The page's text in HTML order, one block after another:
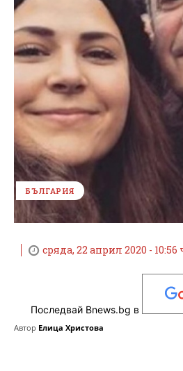
БЪЛГАРИЯ
сряда, 22 април 2020 - 10:56
Последвай Bnews.bg в
Автор Елица Христова